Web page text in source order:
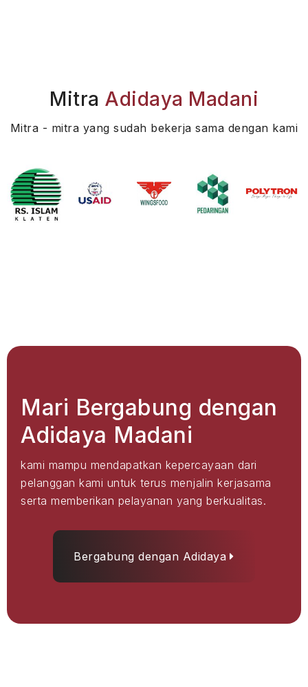
Mitra Adidaya Madani
Mitra - mitra yang sudah bekerja sama dengan kami
Mari Bergabung dengan
Adidaya Madani
kami mampu mendapatkan kepercayaan dari
pelanggan kami untuk terus menjalin kerjasama
serta memberikan pelayanan yang berkualitas.
Bergabung dengan Adidaya